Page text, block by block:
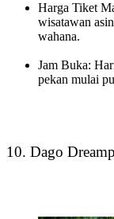
Harga Tiket
wisatawan
wahana.
Jam Buka:
pekan mulai
10. Dago